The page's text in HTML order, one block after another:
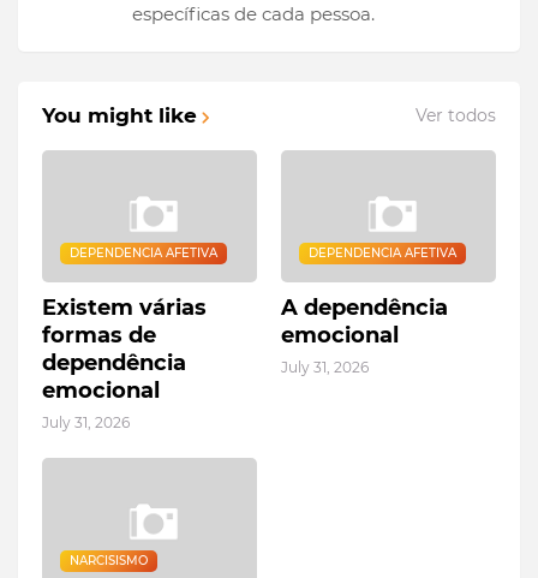
específicas de cada pessoa.
You might like Ver todos
DEPENDENCIA AFETIVA
Existem várias
formas de
dependência
emocional
July 31, 2026
DEPENDENCIA AFETIVA
A dependência
emocional
July 31, 2026
NARCISISMO